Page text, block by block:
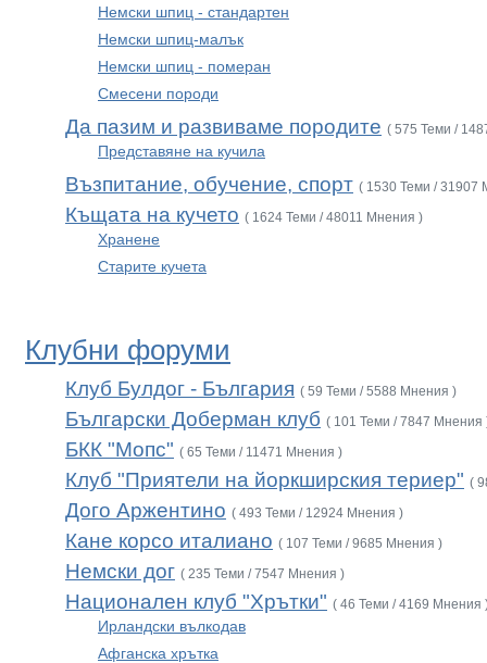
Немски шпиц - стандартен
Немски шпиц-малък
Немски шпиц - померан
Смесени породи
Да пазим и развиваме породите ( 575 Теми /
Представяне на кучила
Възпитание, обучение, спорт ( 1530 Теми / 31907
Къщата на кучето ( 1624 Теми / 48011 Мнения )
Хранене
Старите кучета
Клубни форуми
Клуб Булдог - България ( 59 Теми / 5588 Мнения )
Български Доберман клуб ( 101 Теми / 7847 Мнения
БКК "Мопс" ( 65 Теми / 11471 Мнения )
Клуб "Приятели на йоркширския териер" (
Дого Аржентино ( 493 Теми / 12924 Мнения )
Кане корсо италиано ( 107 Теми / 9685 Мнения )
Немски дог ( 235 Теми / 7547 Мнения )
Национален клуб "Хрътки" ( 46 Теми / 4169 Мнения
Ирландски вълкодав
Афганска хрътка